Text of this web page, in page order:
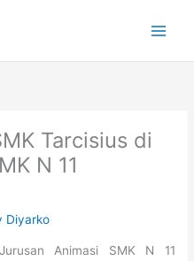
Tarcisius di
N 11
Diyarko
Animasi SMK N 11